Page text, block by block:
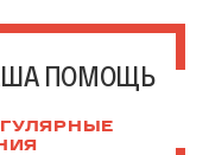
ПОМОЩЬ